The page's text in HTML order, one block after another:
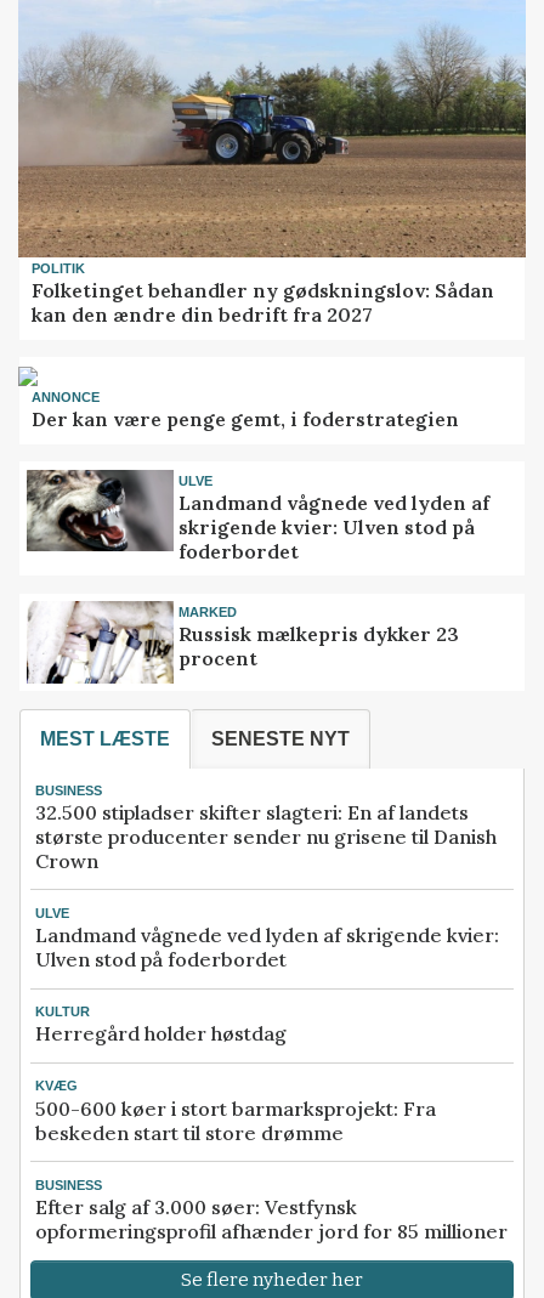
POLITIK
Folketinget behandler ny gødskningslov: Sådan
kan den ændre din bedrift fra 2027
ANNONCE
Der kan være penge gemt, i foderstrategien
ULVE
Landmand vågnede ved lyden af
skrigende kvier: Ulven stod på
foderbordet
MARKED
Russisk mælkepris dykker 23
procent
MEST LÆSTE SENESTE NYT
BUSINESS
32.500 stipladser skifter slagteri: En af landets
største producenter sender nu grisene til Danish
Crown
ULVE
Landmand vågnede ved lyden af skrigende kvier:
Ulven stod på foderbordet
KULTUR
Herregård holder høstdag
KVÆG
500-600 køer i stort barmarksprojekt: Fra
beskeden start til store drømme
BUSINESS
Efter salg af 3.000 søer: Vestfynsk
opformeringsprofil afhænder jord for 85 millioner
Se flere nyheder her